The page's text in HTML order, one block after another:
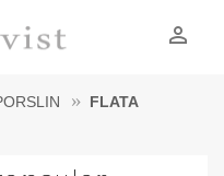
person_outline
FLATA